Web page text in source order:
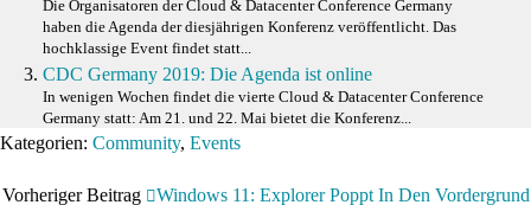
Die Organisatoren der Cloud & Datacenter Conference Germany
haben die Agenda der diesjährigen Konferenz veröffentlicht. Das
hochklassige Event findet statt...
CDC Germany 2019: Die Agenda ist online
In wenigen Wochen findet die vierte Cloud & Datacenter Conference
Germany statt: Am 21. und 22. Mai bietet die Konferenz...
Kategorien: Community, Events
Vorheriger Beitrag Windows 11: Explorer Poppt In Den Vordergrund